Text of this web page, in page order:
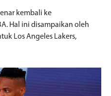
kembali ke
Hal ini disampaikan oleh
Los Angeles Lakers,